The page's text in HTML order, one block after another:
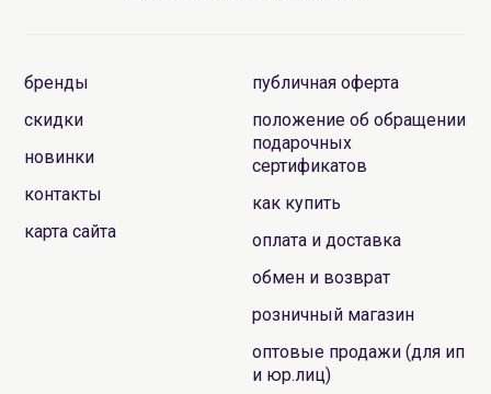
бренды
скидки
новинки
контакты
карта сайта
публичная оферта
положение об обращении
подарочных
сертификатов
как купить
оплата и доставка
обмен и возврат
розничный магазин
оптовые продажи (для ип
и юр.лиц)